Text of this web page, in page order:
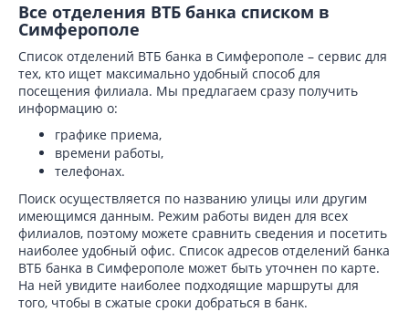
Все отделения ВТБ банка списком в
Симферополе
Список отделений ВТБ банка в Симферополе – сервис для
тех, кто ищет максимально удобный способ для
посещения филиала. Мы предлагаем сразу получить
информацию о:
графике приема,
времени работы,
телефонах.
Поиск осуществляется по названию улицы или другим
имеющимся данным. Режим работы виден для всех
филиалов, поэтому можете сравнить сведения и посетить
наиболее удобный офис. Список адресов отделений банка
ВТБ банка в Симферополе может быть уточнен по карте.
На ней увидите наиболее подходящие маршруты для
того, чтобы в сжатые сроки добраться в банк.